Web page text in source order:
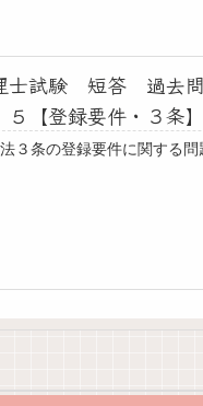
士試験 短答 過去
５【登録要件・３条】
３条の登録要件に関する問